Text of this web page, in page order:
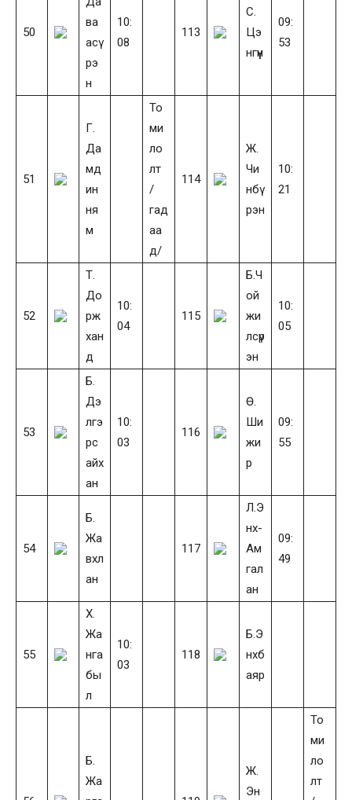
50
ва
асү
рэ
н
10:
08
113
С.
Цэ
нгүүн
09:
53
51
Г.
Да
мд
ин
ня
м
То
ми
ло
лт
/
гад
аа
д/
114
Ж.
Чи
нбү
рэн
10:
21
52
Т.
До
рж
хан
д
10:
04
115
Б.Ч
ой
жи
лсүр
эн
10:
05
53
Б.
Дэ
лгэ
рс
айх
ан
10:
03
116
Ө.
Ши
жи
р
09:
55
54
Б.
Жа
вхл
ан
117
Л.Э
нх-
Ам
гал
ан
09:
49
55
Х.
Жа
нга
бы
л
10:
03
118
Б.Э
нхб
аяр
Б.
Жа
Ж.
Эн
То
ми
ло
лт